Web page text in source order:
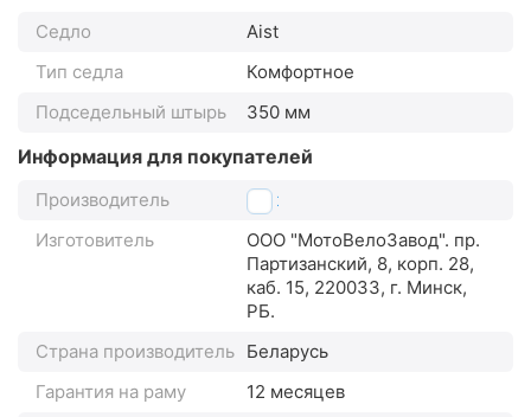
Седло
Aist
Тип седла
Комфортное
Подседельный штырь
350 мм
Информация для покупателей
Производитель
Aist
Изготовитель
ООО "МотоВелоЗавод". пр.
Партизанский, 8, корп. 28,
каб. 15, 220033, г. Минск,
РБ.
Страна производитель Беларусь
Гарантия на раму
12 месяцев